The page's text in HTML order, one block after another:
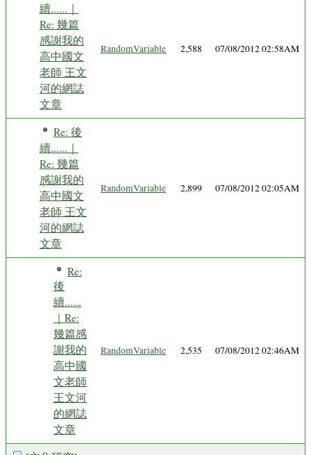
續......｜
Re: 幾篇
感謝我的
高中國文
老師 王文
河的網誌
文章
RandomVariable 2,588 07/08/2012 02:58AM
Re: 後
續......｜
Re: 幾篇
感謝我的
高中國文
老師 王文
河的網誌
文章
RandomVariable 2,899 07/08/2012 02:05AM
Re:
後
續......
｜Re:
幾篇感
謝我的
高中國
文老師
王文河
的網誌
文章
RandomVariable 2,535 07/08/2012 02:46AM